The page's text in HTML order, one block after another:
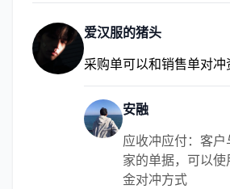
爱汉服的猪头
采购单可以和销售单对冲
安融
应收冲应付：客
家的单据，可以
金对冲方式